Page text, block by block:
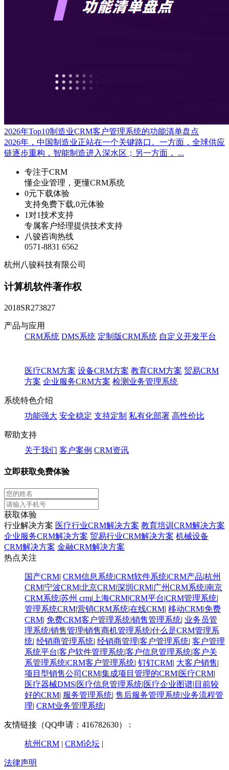
2026年Top10制造业CRM客户管理系统的功能清单盘点
2026年，中国制造业正站在一个关键路口。一方面，全球供应
链逐步重构，智能制造进入深水区；另一方面， ...
专注于CRM
懂企业管理，更懂CRM系统
0元下载体验
支持免费下载,0元体验
1对1技术支持
专属客户经理提供技术支持
八骏咨询热线
0571-8831 6562
杭州八骏科技有限公司
计算机软件著作权
2018SR273827
产品与应用
CRM系统 DMS系统 定制版CRM系统 自定义开发平台
医疗CRM方案 设备CRM方案 教育CRM方案 贸易CRM
方案 企业服务CRM方案 检测业务管理系统
系统特色介绍
功能强大 安全稳定 支持定制 私有化部署 高性价比
帮助支持
关于我们 客户案例 CRM资讯
立即获取免费体验
获取体验
行业解决方案 医疗行业CRM解决方案 教育培训CRM解决方案
企业服务CRM解决方案 贸易行业CRM解决方案 机械设备
CRM解决方案 金融CRM解决方案
热点关注
国产CRM| CRM信息系统|CRM软件系统|CRM产品|杭州
CRM|宁波CRM|北京CRM|深圳CRM|广州CRM系统|南京
CRM系统|苏州 crm|上海CRM|CRM平台|CRM管理系统|
管理系统CRM|营销CRM系统|在线CRM| 移动CRM|免费
CRM| 免费CRM客户管理系统|销售管理系统| 业务员管
理系统|销售管理|销售商机管理系统|什么是CRM管理系
统| 经销商管理系统| 经销商管理|客户管理系统| 客户管理
系统平台|客户软件管理系统|客户信息管理系统|客户关
系管理系统|CRM客户管理系统| 钉钉CRM| 大客户销售|
项目型销售公司CRM|集成项目管理的CRM|医疗CRM|
医疗器械DMS|医疗信息管理系统|医疗企业图谱| ​目前较
好的CRM| 服务管理系统| 售后服务管理系统|业务流程管
理| CRM业务管理系统|
友情链接（QQ申请：416782630） :
杭州CRM | CRM论坛 |
法律声明